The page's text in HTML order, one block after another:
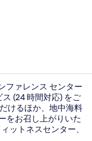
ファレンス センター
(24 時間対応) をご
けるほか、地中海料
をお召し上がりいた
ットネスセンター、